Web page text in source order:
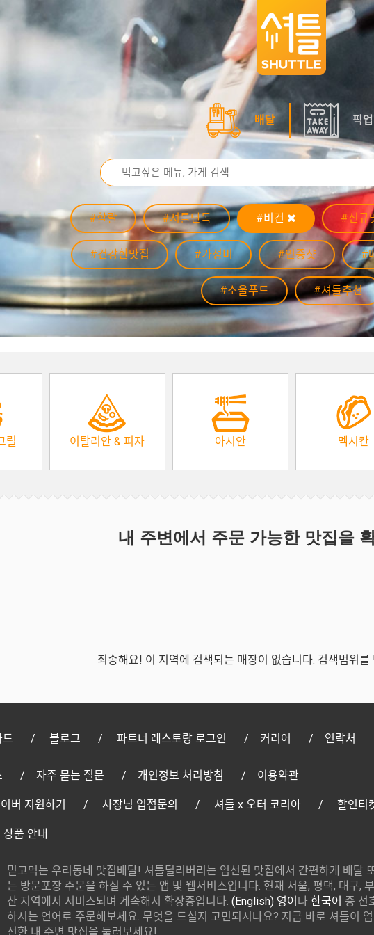
배달 픽업
#할랄 #셔틀단독 #비건 #신규
#건강한맛집 #가성비 #인증샷 #
#소울푸드 #셔틀추천
릴 이탈리안 & 피자 아시안 멕시칸
내 주변에서 주문 가능한 맛집을
죄송해요! 이 지역에 검색되는 매장이 없습니다. 검색범위
드 블로그 파트너 레스토랑 로그인 커리어 연락처
자주 묻는 질문 개인정보 처리방침 이용약관
버 지원하기 사장님 입점문의 셔틀 x 오터 코리아 할인티
품 안내
믿고먹는 우리동네 맛집배달! 셔틀딜리버리는 엄선된 맛집에서 간편하게 배달
는 방문포장 주문을 하실 수 있는 앱 및 웹서비스입니다. 현재 서울, 평택, 대구, 부
산 지역에서 서비스되며 계속해서 확장중입니다.(English) 영어 나한국어 중 선
하시는 언어로 주문해보세요. 무엇을 드실지 고민되시나요? 지금 바로 셔틀이 엄
선한 내 주변 맛집을 둘러보세요!